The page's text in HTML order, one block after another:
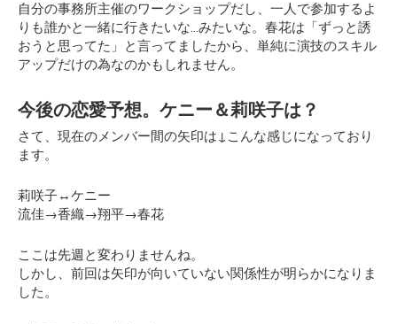
自分の事務所主催のワークショップだし、一人で参加するよ
りも誰かと一緒に行きたいな…みたいな。春花は「ずっと誘
おうと思ってた」と言ってましたから、単純に演技のスキル
アップだけの為なのかもしれません。
今後の恋愛予想。ケニー＆莉咲子は？
さて、現在のメンバー間の矢印は↓こんな感じになっており
ます。
莉咲子↔ケニー
流佳→香織→翔平→春花
ここは先週と変わりませんね。
しかし、前回は矢印が向いていない関係性が明らかになりま
した。